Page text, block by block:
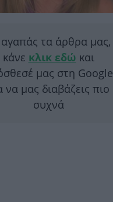
τα άρθρα μας,
κάνε κλικ εδώ και
μας στη Google
να μας διαβάζεις πιο
συχνά